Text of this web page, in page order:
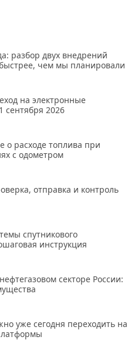
разбор двух внедрений
чем мы планировали
на электронные
сентября 2026
о расходе топлива при
с одометром
отправка и контроль
спутникового
инструкция
секторе России:
уже сегодня переходить на